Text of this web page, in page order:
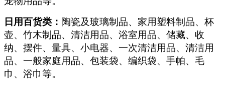
日用百货类： 陶瓷及玻璃制品、家用塑料制品、杯
壶、竹木制品、清洁用品、浴室用品、储藏、收
纳、摆件、量具、小电器、一次清洁用品、清洁用
品、一般家庭用品、包装袋、编织袋、手帕、毛
巾、浴巾等。